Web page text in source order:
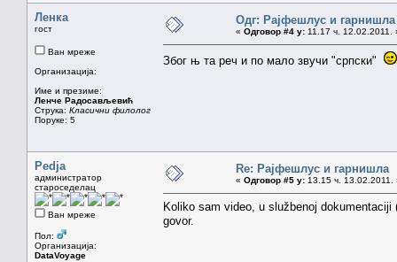
Ленка
гост
Ван мреже
Организација:
Име и презиме:
Ленче Радосављевић
Струка: Класични филолог
Поруке: 5
Одг: Рајфeшлус и гарнишла
« Одговор #4 у: 11.17 ч. 12.02.2011.
Због њ та реч и по мало звучи "српски"
Pedja
администратор
староседелац
Ван мреже
Пол:
Организација:
DataVoyage
Re: Рајфeшлус и гарнишла
« Одговор #5 у: 13.15 ч. 13.02.2011.
Koliko sam video, u službenoj
govor.